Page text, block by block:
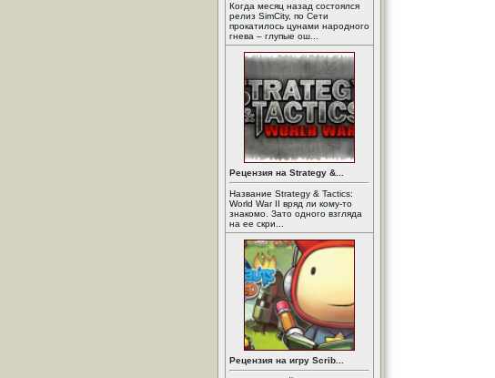
Когда месяц назад состоялся
релиз SimCity, по Сети
прокатилось цунами народного
гнева – глупые ош...
Рецензия на Strategy &...
Название Strategy & Tactics:
World War II вряд ли кому-то
знакомо. Зато одного взгляда
на ее скри...
Рецензия на игру Scrib...